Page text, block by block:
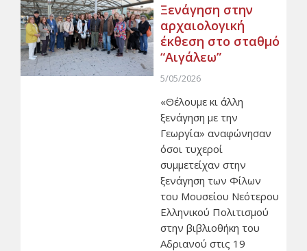
Ξενάγηση στην
αρχαιολογική
έκθεση στο σταθμό
“Αιγάλεω”
5/05/2026
«Θέλουμε κι άλλη
ξενάγηση με την
Γεωργία» αναφώνησαν
όσοι τυχεροί
συμμετείχαν στην
ξενάγηση των Φίλων
του Μουσείου Νεότερου
Ελληνικού Πολιτισμού
στην βιβλιοθήκη του
Αδριανού στις 19